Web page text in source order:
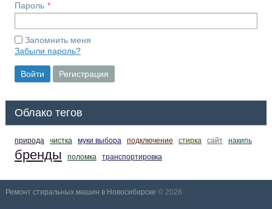
Пароль
Запомнить меня
Забыли пароль?
Войти Регистрация
Облако тегов
природа чистка муки выбора подключение стирка сайт накипь
бренды поломка транспортировка
Ремонт стиральных машин в Новосибирске © 2026